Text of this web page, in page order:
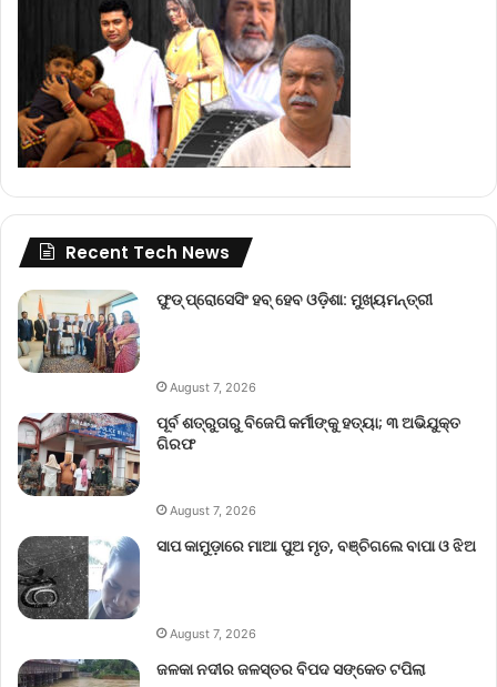
Recent Tech News
ଫୁଡ୍ ପ୍ରୋସେସିଂ ହବ୍ ହେବ ଓଡ଼ିଶା: ମୁଖ୍ୟମନ୍ତ୍ରୀ
August 7, 2026
ପୂର୍ବ ଶତ୍ରୁତାରୁ ବିଜେପି କର୍ମୀଙ୍କୁ ହତ୍ୟା; ୩ ଅଭିଯୁକ୍ତ
ଗିରଫ
August 7, 2026
ସାପ କାମୁଡ଼ାରେ ମାଆ ପୁଅ ମୃତ, ବଞ୍ଚିଗଲେ ବାପା ଓ ଝିଅ
August 7, 2026
ଜଳକା ନଦୀର ଜଳସ୍ତର ବିପଦ ସଙ୍କେତ ଟପିଲା